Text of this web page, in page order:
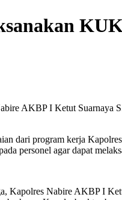
AKBP I Ketut Suarnaya
dari program kerja
personel agar dapat
Kapolres Nabire AKBP I